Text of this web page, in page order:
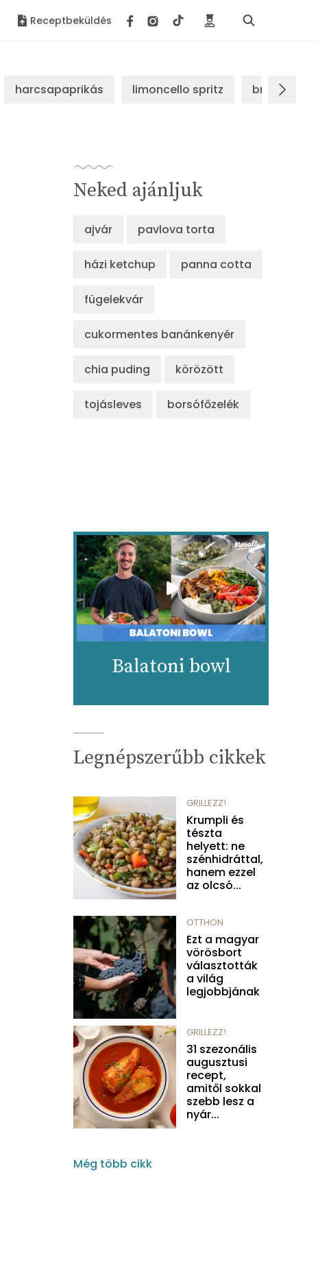
Receptbeküldés
harcsapaprikás limoncello spritz brassói
Neked ajánljuk
ajvár pavlova torta
házi ketchup panna cotta
fügelekvár
cukormentes banánkenyér
chia puding körözött
tojásleves borsófőzelék
Balatoni bowl
Legnépszerűbb cikkek
GRILLEZZ!
Krumpli és
tészta
helyett: ne
szénhidráttal,
hanem ezzel
az olcsó...
OTTHON
Ezt a magyar
vörösbort
választották
a világ
legjobbjának
GRILLEZZ!
31 szezonális
augusztusi
recept,
amitől sokkal
szebb lesz a
nyár...
Még több cikk